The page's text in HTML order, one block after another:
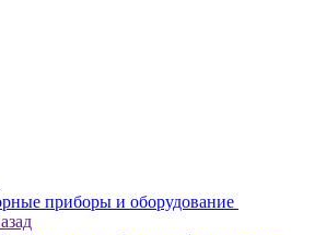
приборы и оборудование